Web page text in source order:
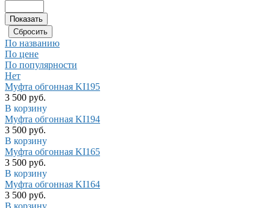
По названию
По цене
По популярности
Нет
Муфта обгонная KI195
3 500 руб.
В корзину
Муфта обгонная KI194
3 500 руб.
В корзину
Муфта обгонная KI165
3 500 руб.
В корзину
Муфта обгонная KI164
3 500 руб.
В корзину